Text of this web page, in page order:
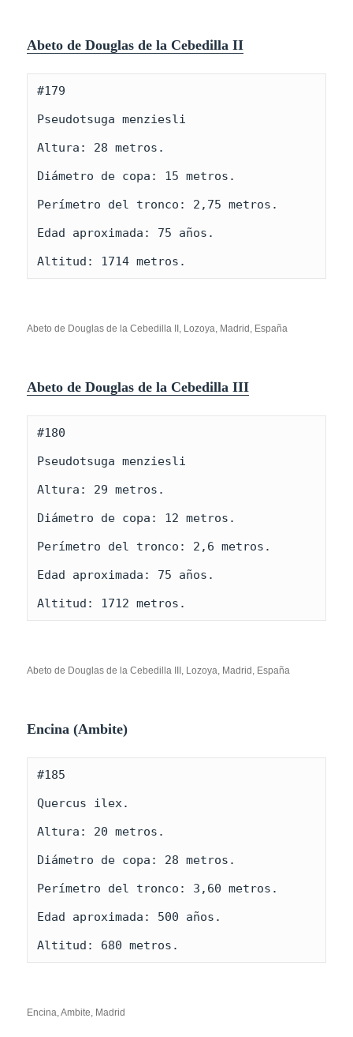
Abeto de Douglas de la Cebedilla II
#179
Pseudotsuga menziesli
Altura: 28 metros.
Diámetro de copa: 15 metros.
Perímetro del tronco: 2,75 metros.
Edad aproximada: 75 años.
Altitud: 1714 metros.
Abeto de Douglas de la Cebedilla II, Lozoya, Madrid, España
Abeto de Douglas de la Cebedilla III
#180
Pseudotsuga menziesli
Altura: 29 metros.
Diámetro de copa: 12 metros.
Perímetro del tronco: 2,6 metros.
Edad aproximada: 75 años.
Altitud: 1712 metros.
Abeto de Douglas de la Cebedilla III, Lozoya, Madrid, España
Encina (Ambite)
#185
Quercus ilex.
Altura: 20 metros.
Diámetro de copa: 28 metros.
Perímetro del tronco: 3,60 metros.
Edad aproximada: 500 años.
Altitud: 680 metros.
Encina, Ambite, Madrid